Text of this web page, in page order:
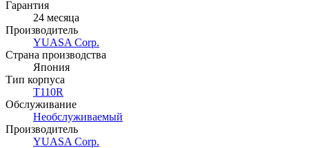
Гарантия
24 месяца
Производитель
YUASA Corp.
Страна производства
Япония
Тип корпуса
T110R
Обслуживание
Необслуживаемый
Производитель
YUASA Corp.